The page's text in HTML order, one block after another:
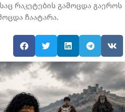
რაკეტების გამოცდა გაეროს
ჩაატარა.